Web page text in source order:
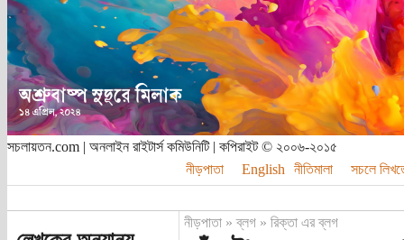
সচলায়তন.com | অনলাইন রাইটার্স কমিউনিটি | কপিরাইট © ২০০৬-২০১৫
নীড়পাতা
English নীতিমালা সচলে
নীড়পাতা»ব্লগ» রিক্তা এর ব্লগ